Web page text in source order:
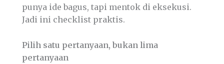
punya ide bagus, tapi mentok di eksekusi.
Jadi ini checklist praktis.
Pilih satu pertanyaan, bukan lima
pertanyaan